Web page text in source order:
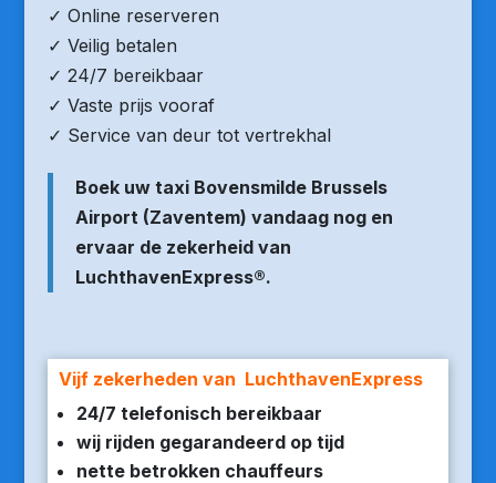
✓ Online reserveren
✓ Veilig betalen
✓ 24/7 bereikbaar
✓ Vaste prijs vooraf
✓ Service van deur tot vertrekhal
Boek uw taxi Bovensmilde Brussels
Airport (Zaventem) vandaag nog en
ervaar de zekerheid van
LuchthavenExpress®.
Vijf zekerheden van LuchthavenExpress
24/7 telefonisch bereikbaar
wij rijden gegarandeerd op tijd
nette betrokken chauffeurs